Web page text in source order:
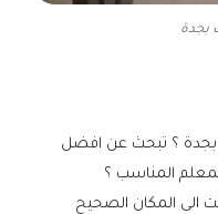
بجدة
بجدة ؟ تبحث عن افضل
المناسب ؟
الى المكان الصحيح